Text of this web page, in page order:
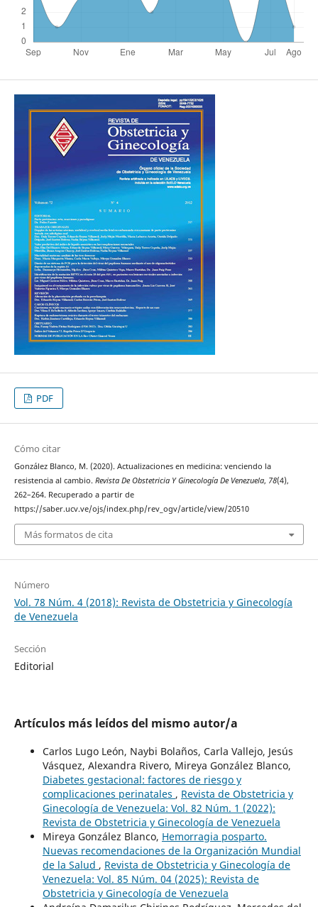
PDF
Cómo citar
González Blanco, M. (2020). Actualizaciones en medicina: venciendo la
resistencia al cambio. Revista De Obstetricia Y Ginecología De Venezuela, 78(4),
262–264. Recuperado a partir de
https://saber.ucv.ve/ojs/index.php/rev_ogv/article/view/20510
Más formatos de cita
Número
Vol. 78 Núm. 4 (2018): Revista de Obstetricia y Ginecología
de Venezuela
Sección
Editorial
Artículos más leídos del mismo autor/a
Carlos Lugo León, Naybi Bolaños, Carla Vallejo, Jesús
Vásquez, Alexandra Rivero, Mireya González Blanco,
Diabetes gestacional: factores de riesgo y
complicaciones perinatales , Revista de Obstetricia y
Ginecología de Venezuela: Vol. 82 Núm. 1 (2022):
Revista de Obstetricia y Ginecología de Venezuela
Mireya González Blanco, Hemorragia posparto.
Nuevas recomendaciones de la Organización Mundial
de la Salud , Revista de Obstetricia y Ginecología de
Venezuela: Vol. 85 Núm. 04 (2025): Revista de
Obstetricia y Ginecología de Venezuela